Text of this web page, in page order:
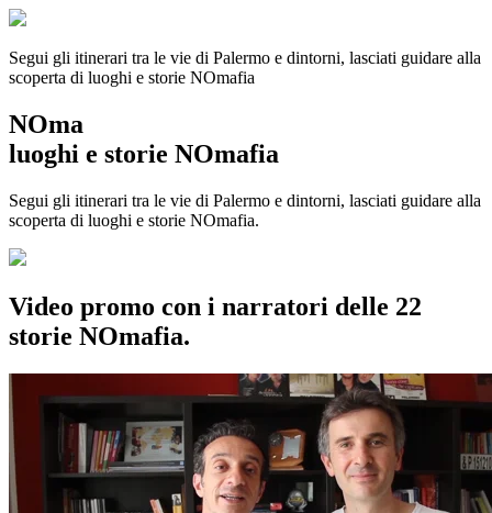
Segui gli itinerari tra le vie di Palermo e dintorni, lasciati guidare alla
scoperta di luoghi e storie NOmafia
NOma
luoghi e storie NOmafia
Segui gli itinerari tra le vie di Palermo e dintorni, lasciati guidare alla
scoperta di luoghi e storie NOmafia.
Video promo con i narratori delle 22
storie NOmafia.